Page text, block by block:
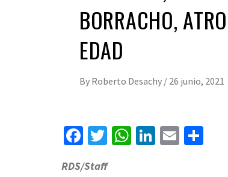
BORRACHO,
EDAD
By Roberto Desachy / 26 junio, 2021
Facebook
Twitter
WhatsApp
LinkedIn
Email
RDS/Staff